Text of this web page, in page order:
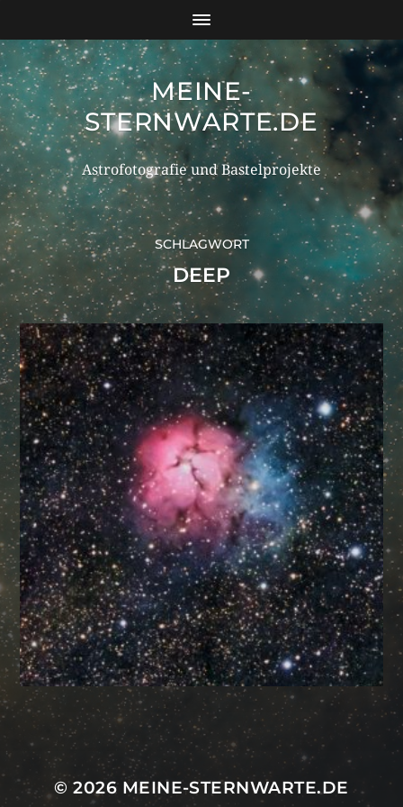
MEINE-
STERNWARTE.DE
Astrofotografie und Bastelprojekte
SCHLAGWORT
DEEP
Mastodon
© 2026 MEINE-STERNWARTE.DE